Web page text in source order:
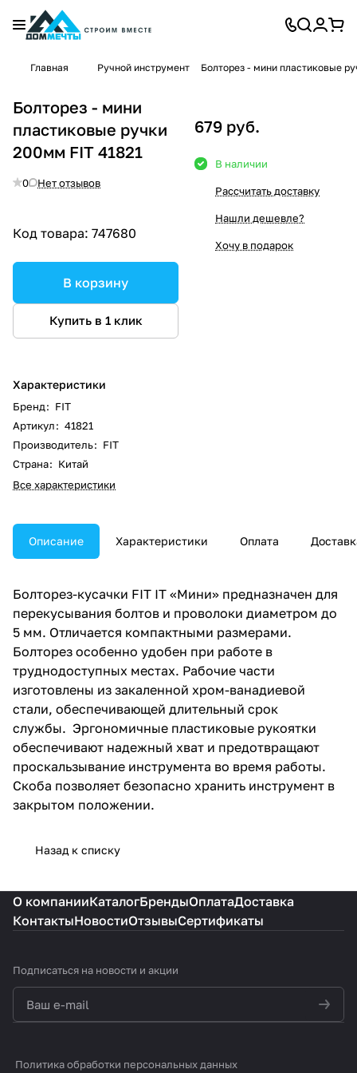
Главная Ручной инструмент Болторез - мини пластиковые
Болторез - мини
пластиковые ручки
200мм FIT 41821
0 Нет отзывов
Код товара: 747680
В корзину
Купить в 1 клик
Характеристики
Бренд: FIT
Артикул: 41821
Производитель: FIT
Страна: Китай
Все характеристики
679 руб.
В наличии
Рассчитать доставку
Нашли дешевле?
Хочу в подарок
Описание Характеристики Оплата
Болторез-кусачки FIT IT «Мини» предназначен для
перекусывания болтов и проволоки диаметром до
5 мм. Отличается компактными размерами.
Болторез особенно удобен при работе в
труднодоступных местах. Рабочие части
изготовлены из закаленной хром-ванадиевой
стали, обеспечивающей длительный срок
службы. Эргономичные пластиковые рукоятки
обеспечивают надежный хват и предотвращают
проскальзывание инструмента во время работы.
Скоба позволяет безопасно хранить инструмент в
закрытом положении.
Назад к списку
О компанииКаталогБрендыОплатаДоставка
КонтактыНовостиОтзывыСертификаты
Подписаться на новости и акции
Политика обработки персональных данных